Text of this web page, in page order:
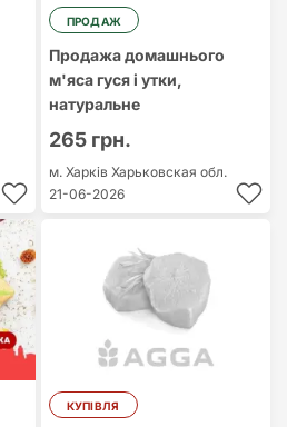
ПРОДАЖ
Продажа домашнього
м'яса гуся і утки,
натуральне
265 грн.
м. Харків Харьковская обл.
21-06-2026
КУПІВЛЯ